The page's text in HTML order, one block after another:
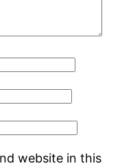
website in this